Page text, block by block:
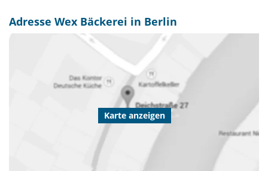
Adresse Wex Bäckerei in Berlin
Karte anzeigen